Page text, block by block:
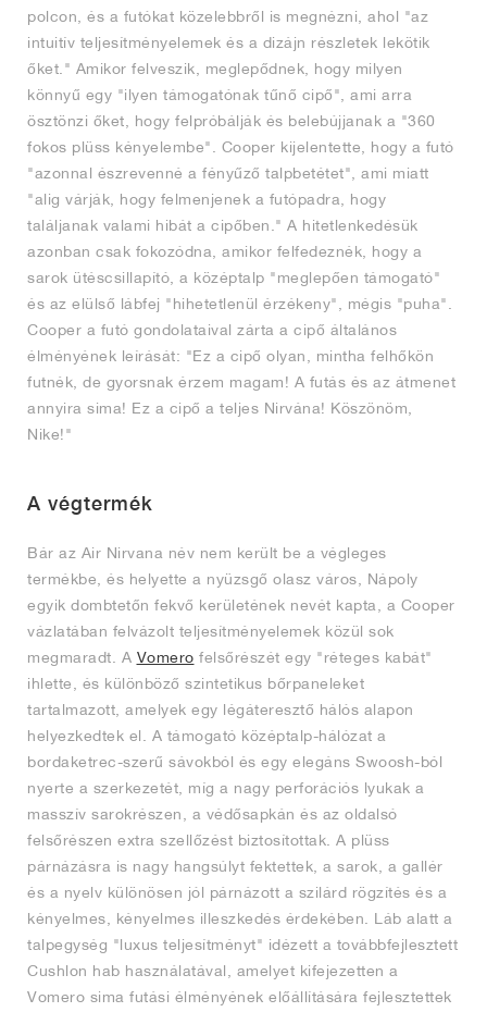
polcon, és a futókat közelebbről is megnézni, ahol "az
intuitív teljesítményelemek és a dizájn részletek lekötik
őket." Amikor felveszik, meglepődnek, hogy milyen
könnyű egy "ilyen támogatónak tűnő cipő", ami arra
ösztönzi őket, hogy felpróbálják és belebújjanak a "360
fokos plüss kényelembe". Cooper kijelentette, hogy a futó
"azonnal észrevenné a fényűző talpbetétet", ami miatt
"alig várják, hogy felmenjenek a futópadra, hogy
találjanak valami hibát a cipőben." A hitetlenkedésük
azonban csak fokozódna, amikor felfedeznék, hogy a
sarok ütéscsillapító, a középtalp "meglepően támogató"
és az elülső lábfej "hihetetlenül érzékeny", mégis "puha".
Cooper a futó gondolataival zárta a cipő általános
élményének leírását: "Ez a cipő olyan, mintha felhőkön
futnék, de gyorsnak érzem magam! A futás és az átmenet
annyira sima! Ez a cipő a teljes Nirvána! Köszönöm,
Nike!"
A végtermék
Bár az Air Nirvana név nem került be a végleges
termékbe, és helyette a nyüzsgő olasz város, Nápoly
egyik dombtetőn fekvő kerületének nevét kapta, a Cooper
vázlatában felvázolt teljesítményelemek közül sok
megmaradt. A Vomero felsőrészét egy "réteges kabát"
ihlette, és különböző szintetikus bőrpaneleket
tartalmazott, amelyek egy légáteresztő hálós alapon
helyezkedtek el. A támogató középtalp-hálózat a
bordaketrec-szerű sávokból és egy elegáns Swoosh-ból
nyerte a szerkezetét, míg a nagy perforációs lyukak a
masszív sarokrészen, a védősapkán és az oldalsó
felsőrészen extra szellőzést biztosítottak. A plüss
párnázásra is nagy hangsúlyt fektettek, a sarok, a gallér
és a nyelv különösen jól párnázott a szilárd rögzítés és a
kényelmes, kényelmes illeszkedés érdekében. Láb alatt a
talpegység "luxus teljesítményt" idézett a továbbfejlesztett
Cushlon hab használatával, amelyet kifejezetten a
Vomero sima futási élményének előállítására fejlesztettek